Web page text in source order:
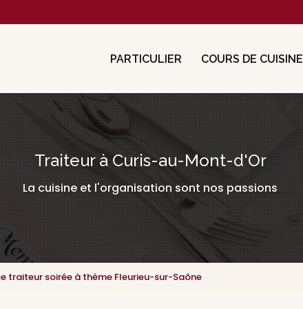
PARTICULIER COURS DE CUISINE
Traiteur à Curis-au-Mont-d'Or
La cuisine et l'organisation sont nos passions
traiteur soirée à thème Fleurieu-sur-Saône